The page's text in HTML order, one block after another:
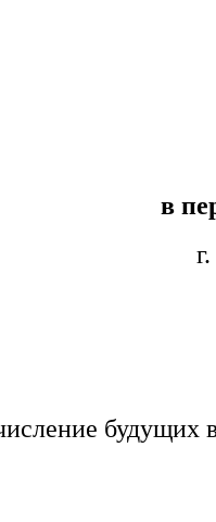
в
будущих